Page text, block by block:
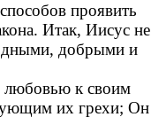
проявить
Итак, Иисус не
добрыми и
любовью к своим
их грехи; Он